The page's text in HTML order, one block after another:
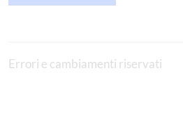
Errori e cambiamenti riservati